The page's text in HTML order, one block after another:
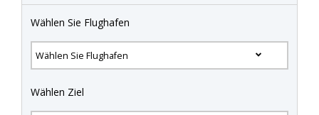
Wählen Sie Flughafen
Wählen Ziel